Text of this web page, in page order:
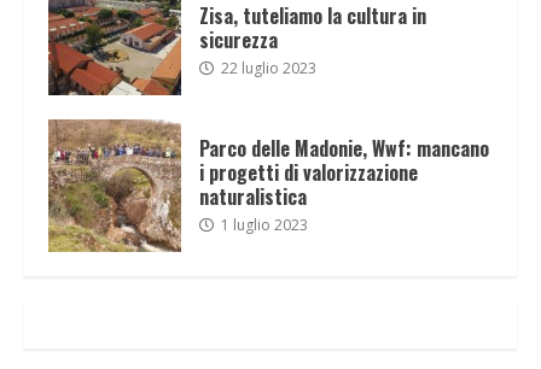
Zisa, tuteliamo la cultura in
sicurezza
22 luglio 2023
Parco delle Madonie, Wwf: mancano
i progetti di valorizzazione
naturalistica
1 luglio 2023